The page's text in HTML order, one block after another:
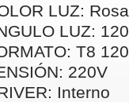
LUZ: Rosa
LUZ:
T8
220V
Interno